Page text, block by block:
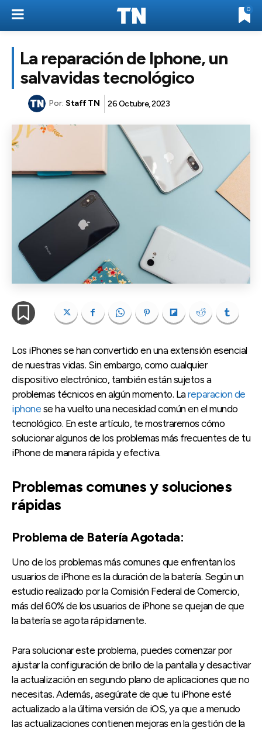
0
La reparación de Iphone, un
salvavidas tecnológico
Por: Staff TN 26 Octubre, 2023
Los iPhones se han convertido en una extensión esencial
de nuestras vidas. Sin embargo, como cualquier
dispositivo electrónico, también están sujetos a
problemas técnicos en algún momento. Lareparacion de
iphone se ha vuelto una necesidad común en el mundo
tecnológico. En este artículo, te mostraremos cómo
solucionar algunos de los problemas más frecuentes de tu
iPhone de manera rápida y efectiva.
Problemas comunes y soluciones
rápidas
Problema de Batería Agotada:
Uno de los problemas más comunes que enfrentan los
usuarios de iPhone es la duración de la batería. Según un
estudio realizado por la Comisión Federal de Comercio,
más del 60% de los usuarios de iPhone se quejan de que
la batería se agota rápidamente.
Para solucionar este problema, puedes comenzar por
ajustar la configuración de brillo de la pantalla y desactivar
la actualización en segundo plano de aplicaciones que no
necesitas. Además, asegúrate de que tu iPhone esté
actualizado a la última versión de iOS, ya que a menudo
las actualizaciones contienen mejoras en la gestión de la